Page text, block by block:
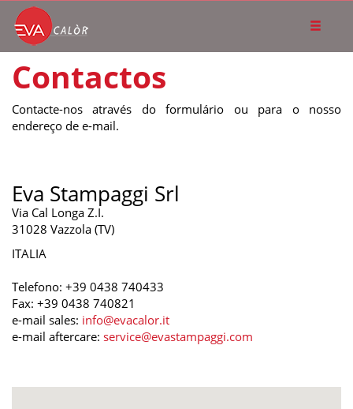
Contactos
Contacte-nos através do formulário ou para o nosso
endereço de e-mail.
Eva Stampaggi Srl
Via Cal Longa Z.I.
31028 Vazzola (TV)
ITALIA
Telefono: +39 0438 740433
Fax: +39 0438 740821
e-mail sales: info@evacalor.it
e-mail aftercare: service@evastampaggi.com